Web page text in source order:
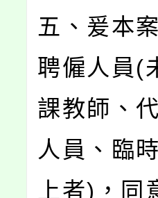
五、爰本
聘僱人員(
課教師、
人員、臨
上者)，